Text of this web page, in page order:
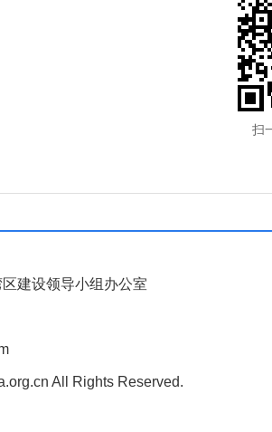
扫
建设领导小组办公室
All Rights Reserved.